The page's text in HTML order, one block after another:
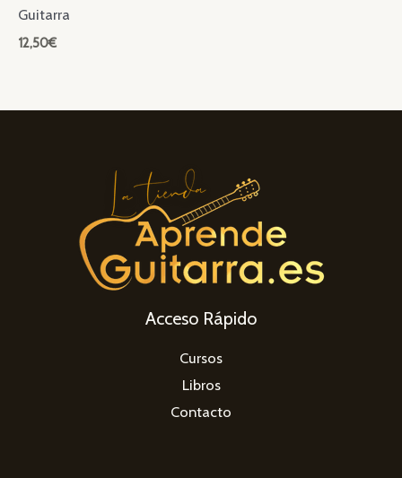
Guitarra
12,50€
Acceso Rápido
Cursos
Libros
Contacto